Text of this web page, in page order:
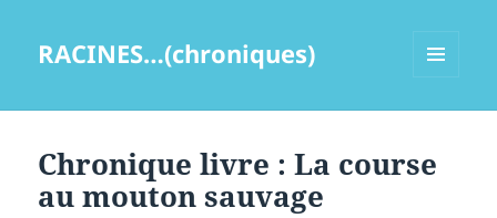
RACINES…(chroniques)
Chronique livre : La course
au mouton sauvage